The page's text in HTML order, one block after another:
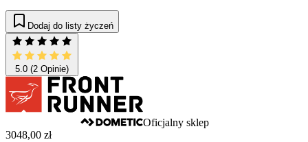
Dodaj do listy życzeń
5.0 (2 Opinie)
Oficjalny sklep
3048,00 zł